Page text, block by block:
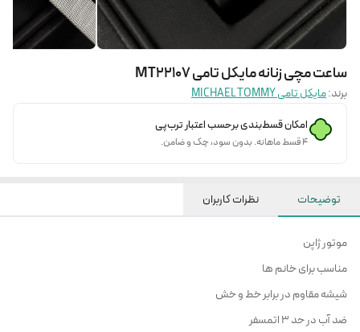
ساعت مچی زنانه مایکل تامی MT22107
برند:مایکل تامی MICHAEL TOMMY
امکان قسط‌بندی برحسب اعتبار ترب‌پی
۴ قسط ماهانه. بدون سود، چک و ضامن.
توضیحات نظرات کاربران
موتور ژاپن
مناسب برای خانم ها
شیشه مقاوم در برابر خط و خش
ضد آب در حد 3 اتمسفر